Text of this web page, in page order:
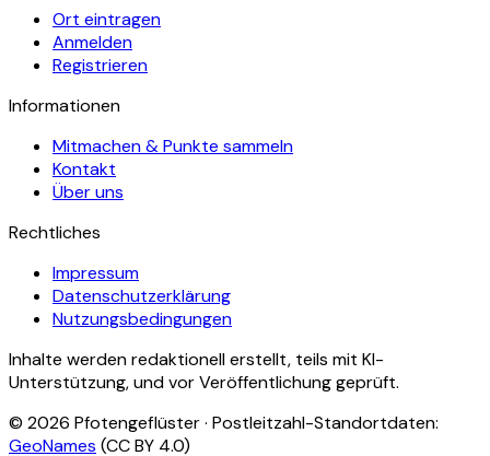
Ort eintragen
Anmelden
Registrieren
Informationen
Mitmachen & Punkte sammeln
Kontakt
Über uns
Rechtliches
Impressum
Datenschutzerklärung
Nutzungsbedingungen
Inhalte werden redaktionell erstellt, teils mit KI-
Unterstützung, und vor Veröffentlichung geprüft.
© 2026 Pfotengeflüster · Postleitzahl-Standortdaten:
GeoNames (CC BY 4.0)